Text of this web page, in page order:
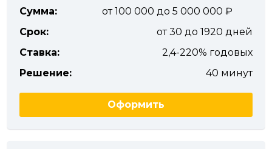
Сумма:
от 100 000 до 5 000 000
Срок:
от 30 до 1920 дней
Ставка:
2,4-220% годовых
Решение:
40 минут
Оформить